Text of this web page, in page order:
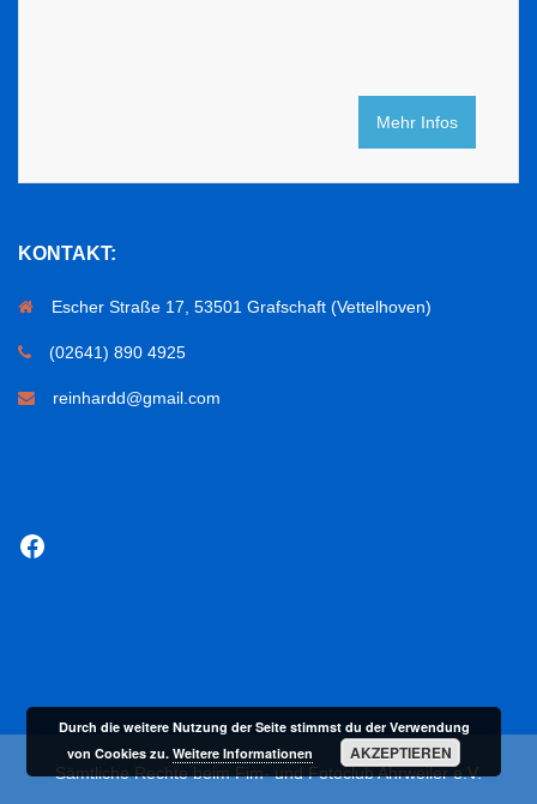
Mehr Infos
KONTAKT:
Escher Straße 17, 53501 Grafschaft (Vettelhoven)
(02641) 890 4925
reinhardd@gmail.com
Facebook
Sämtliche Rechte beim Fim- und Fotoclub Ahrweiler e.V.
Durch die weitere Nutzung der Seite stimmst du der Verwendung
von Cookies zu.Weitere Informationen AKZEPTIEREN